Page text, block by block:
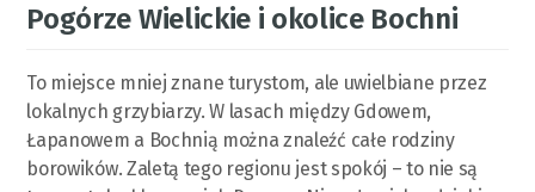
Pogórze Wielickie i okolice Bochni
To miejsce mniej znane turystom, ale uwielbiane przez
lokalnych grzybiarzy. W lasach między Gdowem,
Łapanowem a Bochnią można znaleźć całe rodziny
borowików. Zaletą tego regionu jest spokój – to nie są